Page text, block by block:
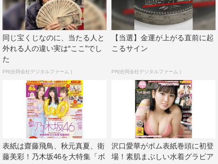
も。
付録は、北野日奈子・山下美月・遠藤さくらの両面B2
サイズ超ビッグポスター。
同じ宝くじなのに、当たる人と
外れる人の違い実は“ここ”でし
た
PR(合同会社デジタルファーム )
【当選】金運が上がる直前に起
こるサイン
PR(合同会社デジタルファーム )
表紙は齋藤飛鳥、秋元真夏、衛
藤美彩！乃木坂46を大特集「ボ
沢口愛華がボム表紙巻頭に初登
場！素肌まぶしい水着グラビア